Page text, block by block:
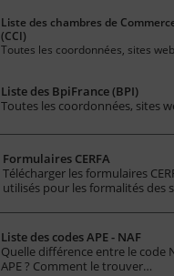
Liste des chambres de
(CCI)
Toutes les coordonnées, sites
Liste des BpiFrance (BPI)
Toutes les coordonnées, sites
Formulaires CERFA
Télécharger les formulaires
utilisés pour les formalités des
Liste des codes APE - NAF
Quelle différence entre le code
APE ? Comment le trouver…